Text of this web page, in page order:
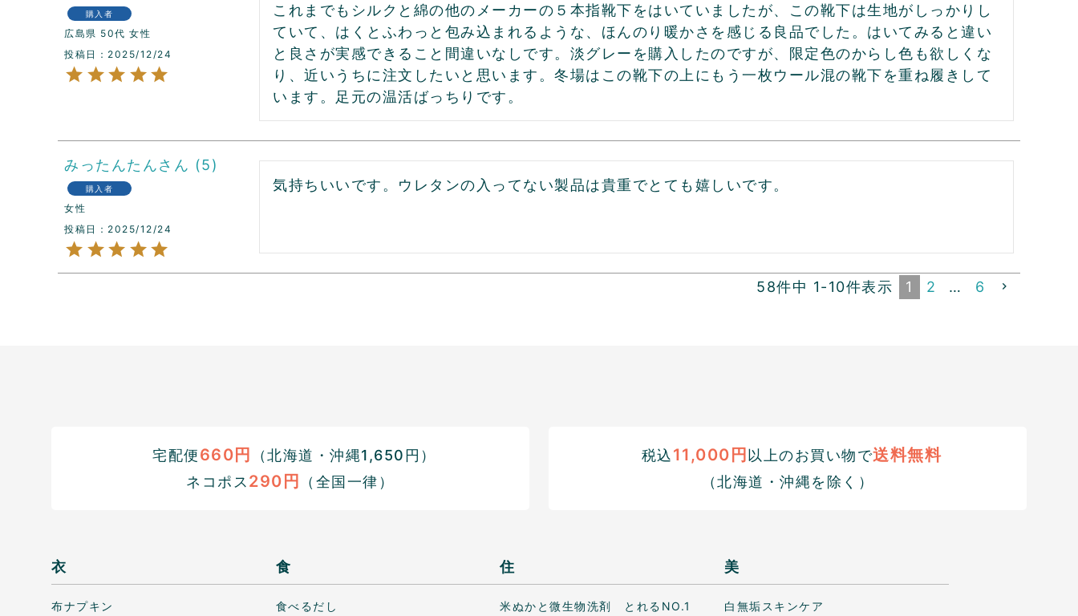
購入者
広島県 50代 女性
投稿日
2025/12/24
これまでもシルクと綿の他のメーカーの５本指靴下をはいていましたが、この靴下は生地がしっかりし
ていて、はくとふわっと包み込まれるような、ほんのり暖かさを感じる良品でした。はいてみると違い
と良さが実感できること間違いなしです。淡グレーを購入したのですが、限定色のからし色も欲しくな
り、近いうちに注文したいと思います。冬場はこの靴下の上にもう一枚ウール混の靴下を重ね履きして
います。足元の温活ばっちりです。
みったんたん 5
購入者
女性
投稿日
2025/12/24
気持ちいいです。ウレタンの入ってない製品は貴重でとても嬉しいです。
58件中 1-10件表示 1 2 … 6
宅配便660円
（北海道・沖縄1,650円）
ネコポス 290円 （全国一律）
税込11,000円 以上のお買い物で送料無料
（北海道・沖縄を除く）
衣
布ナプキン
食
食べるだし
住
米ぬかと微生物洗剤 とれるNO.1
美
白無垢スキンケア